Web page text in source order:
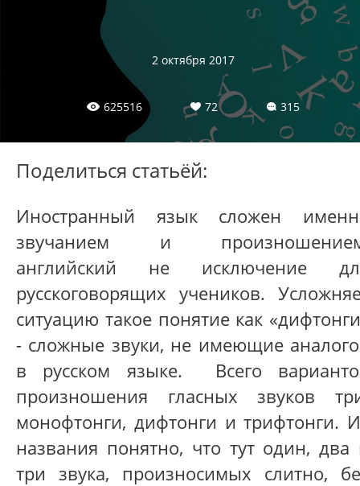
2 октября 2017
625516 72 315
Поделиться статьёй:
Иностранный язык сложен
звучанием и
английский не исключение
русскоговорящих учеников.
ситуацию такое понятие как
- сложные звуки, не имеющие
в русском языке. Всего
произношения гласных звуков
монофтонги, дифтонги и трифтонги.
названия понятно, что тут один, два
три звука, произносимых слитно,